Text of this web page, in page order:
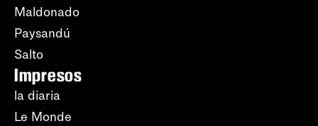
Maldonado
Paysandú
Salto
Impresos
la diaria
Le Monde